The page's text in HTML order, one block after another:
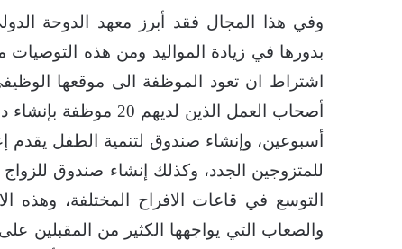
وفي هذا المجال فقد أبرز معهد الدوحة
اشتراط ان تعود الموظفة الى موقعها
أصحاب العمل الذين
أسبوعين، وإنشاء صندوق لتنمية الطفل يقدم
للمتزوجين الجدد، وكذلك إنشاء صندوق
التوسع في قاعات الافراح المختلفة،
والصعاب التي يواجهها الكثير من المقبلين